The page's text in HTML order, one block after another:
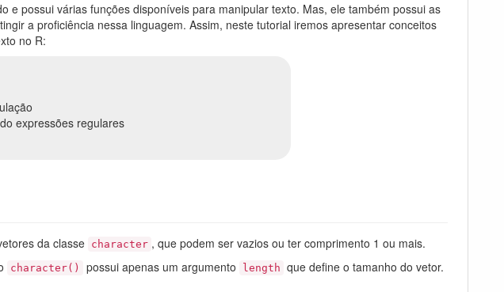
e possui várias funções disponíveis para manipular texto. Mas, ele também possui as
a proficiência nessa linguagem. Assim, neste tutorial iremos apresentar conceitos
no R:
expressões regulares
da classe character , que podem ser vazios ou ter comprimento 1 ou mais.
character() possui apenas um argumento length que define o tamanho do vetor.